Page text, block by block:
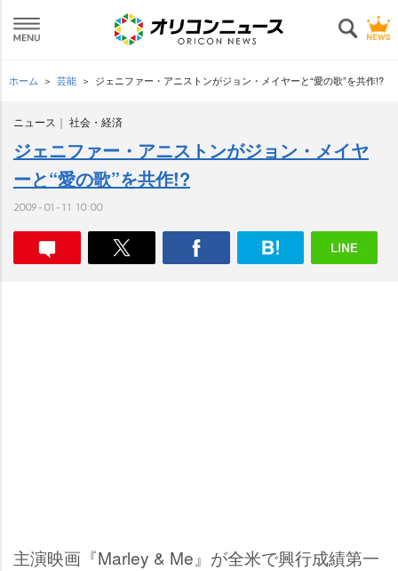
ホーム 芸能 ジェニファー・アニストンがジョン・メイヤーと“愛の歌”を共作!?
ニュース 社会・経済
ジェニファー・アニストンがジョン・メイヤ
ーと“愛の歌”を共作!?
2009-01-11 10:00
主演映画『Marley & Me』が全米で興行成績第一